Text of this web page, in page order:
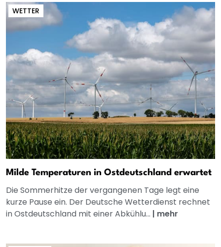
WETTER
Milde Temperaturen in Ostdeutschland erwartet
Die Sommerhitze der vergangenen Tage legt eine
kurze Pause ein. Der Deutsche Wetterdienst rechnet
in Ostdeutschland mit einer Abkühlu... | mehr